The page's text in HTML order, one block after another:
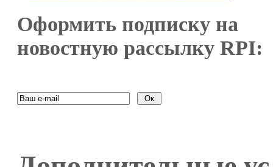
Оформить подписку на
новостную рассылку RPI: